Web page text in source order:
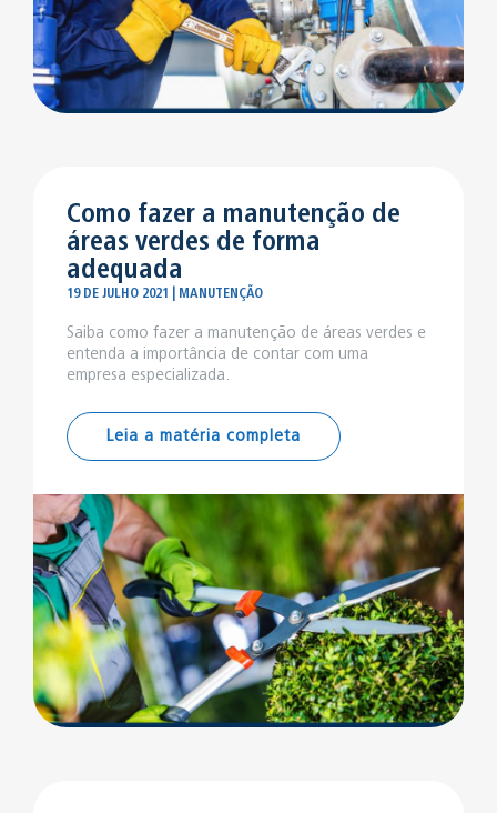
Como fazer a manutenção de
áreas verdes de forma
adequada
19 DE JULHO 2021 | MANUTENÇÃO
Saiba como fazer a manutenção de áreas verdes e
entenda a importância de contar com uma
empresa especializada.
Leia a matéria completa